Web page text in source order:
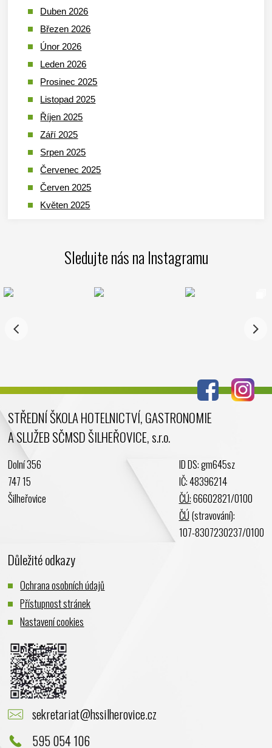
Duben 2026
Březen 2026
Únor 2026
Leden 2026
Prosinec 2025
Listopad 2025
Říjen 2025
Září 2025
Srpen 2025
Červenec 2025
Červen 2025
Květen 2025
Leden 2025
Listopad 2024
Duben 2024
Březen 2024
Leden 2024
Listopad 2023
Srpen 2023
Červen 2023
Květen 2023
Duben 2023
Březen 2023
Únor 2023
Leden 2023
Prosinec 2022
Listopad 2022
Sledujte nás na Instagramu
STŘEDNÍ ŠKOLA HOTELNICTVÍ, GASTRONOMIE
A SLUŽEB SČMSD ŠILHEŘOVICE, s.r.o.
Dolní 356
747 15
Šilheřovice
ID DS: gm645sz
IČ: 48396214
ČÚ:66602821/0100
ČÚ (stravování):
107-8307230237/0100
Důležité odkazy
Ochrana osobních údajů
Přístupnost stránek
Nastavení cookies
sekretariat@hssilherovice.cz
595 054 106